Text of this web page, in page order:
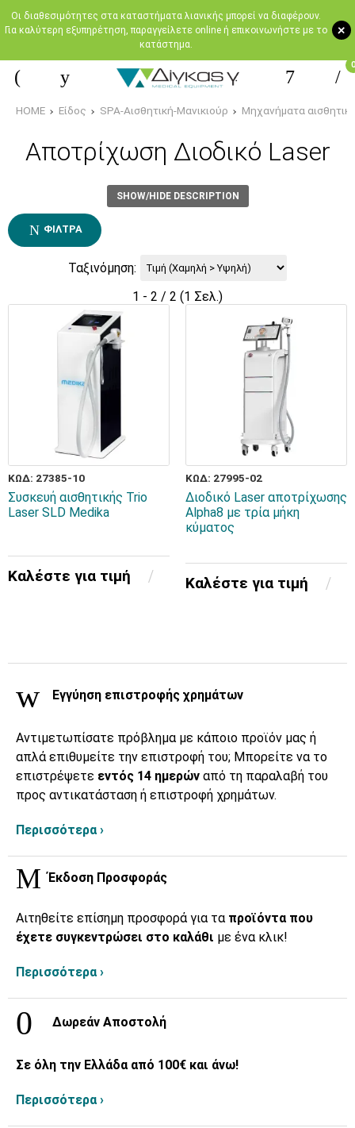
+
Oι διαθεσιμότητες στα καταστήματα λιανικής μπορεί να διαφέρουν.
Για καλύτερη εξυπηρέτηση, παραγγείλετε online ή επικοινωνήστε με το
κατάστημα.
0
HOME Είδος SPA-Αισθητική-Μανικιούρ Μηχανήματα
Αποτρίχωση Διοδικό Laser
SHOW/HIDE DESCRIPTION
ΦΊΛΤΡΑ
Ταξινόμηση:
1 - 2 / 2 (1 Σελ.)
ΚΩΔ: 27385-10
Συσκευή αισθητικής Trio
Laser SLD Medika
Καλέστε για τιμή
ΚΩΔ: 27995-02
Διοδικό Laser αποτρίχωσης
Alpha8 με τρία μήκη
κύματος
Καλέστε για τιμή
Εγγύηση επιστροφής χρημάτων
Αντιμετωπίσατε πρόβλημα με κάποιο προϊόν μας ή
απλά επιθυμείτε την επιστροφή του; Μπορείτε να το
επιστρέψετε εντός 14 ημερών από τη παραλαβή του
προς αντικατάσταση ή επιστροφή χρημάτων.
Περισσότερα ›
Έκδοση Προσφοράς
Αιτηθείτε επίσημη προσφορά για τα προϊόντα που
έχετε συγκεντρώσει στο καλάθι με ένα κλικ!
Περισσότερα ›
Δωρεάν Αποστολή
Σε όλη την Ελλάδα από 100€ και άνω!
Περισσότερα ›